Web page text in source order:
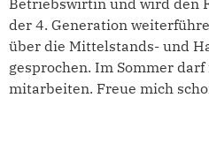
Betriebswirtin und wird den
der 4. Generation
über die Mittelstands- und
gesprochen. Im Sommer
mitarbeiten. Freue mich